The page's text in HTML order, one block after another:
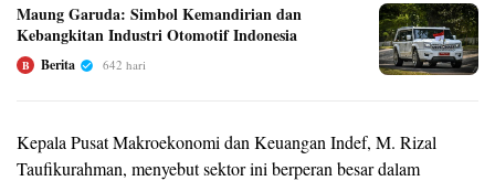
Maung Garuda: Simbol Kemandirian dan
Kebangkitan Industri Otomotif Indonesia
B Berita 642 hari
Kepala Pusat Makroekonomi dan Keuangan Indef, M. Rizal
Taufikurahman, menyebut sektor ini berperan besar dalam